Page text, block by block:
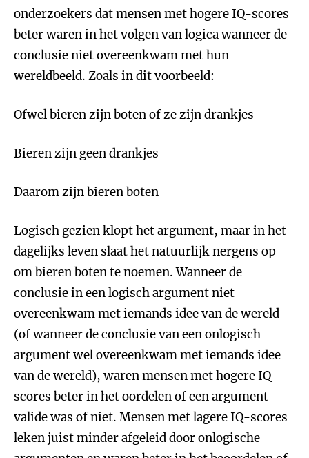
onderzoekers dat mensen met hogere IQ-scores
beter waren in het volgen van logica wanneer de
conclusie niet overeenkwam met hun
wereldbeeld. Zoals in dit voorbeeld:
Ofwel bieren zijn boten of ze zijn drankjes
Bieren zijn geen drankjes
Daarom zijn bieren boten
Logisch gezien klopt het argument, maar in het
dagelijks leven slaat het natuurlijk nergens op
om bieren boten te noemen. Wanneer de
conclusie in een logisch argument niet
overeenkwam met iemands idee van de wereld
(of wanneer de conclusie van een onlogisch
argument wel overeenkwam met iemands idee
van de wereld), waren mensen met hogere IQ-
scores beter in het oordelen of een argument
valide was of niet. Mensen met lagere IQ-scores
leken juist minder afgeleid door onlogische